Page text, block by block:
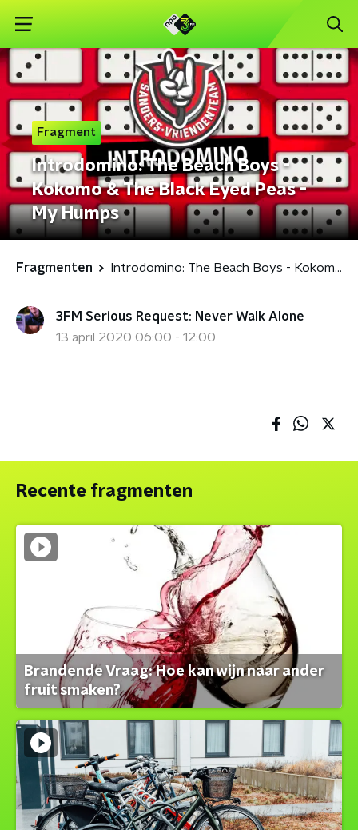
Fragment
Introdomino: The Beach Boys -
Kokomo & The Black Eyed Peas -
My Humps
Fragmenten Introdomino: The Beach Boys - Kokomo & The Black Eyed Peas - My Humps
3FM Serious Request: Never Walk Alone
13 april 2020 06:00 - 12:00
Recente fragmenten
Brandende Vraag: Hoe kan wijn naar ander
fruit smaken?